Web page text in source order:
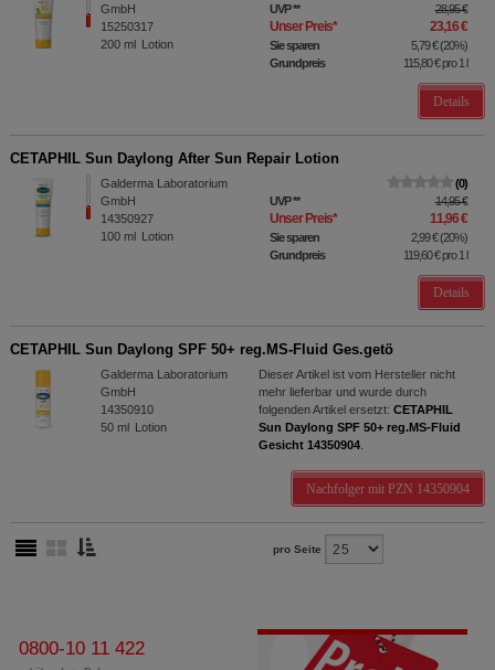
GmbH
15250317
200 ml Lotion
UVP** 28,95 €
Unser Preis* 23,16 €
Sie sparen 5,79 €(20%)
Grundpreis
115,80 €pro 1 l
Details
CETAPHIL Sun Daylong After Sun Repair Lotion
Galderma Laboratorium
GmbH
14350927
100 ml Lotion
0
UVP** 14,95 €
Unser Preis* 11,96 €
Sie sparen 2,99 €(20%)
Grundpreis
119,60 €pro 1 l
Details
CETAPHIL Sun Daylong SPF 50+ reg.MS-Fluid Ges.getö
Galderma Laboratorium
GmbH
14350910
50 ml Lotion
Dieser Artikel ist vom Hersteller nicht
mehr lieferbar und wurde durch
folgenden Artikel ersetzt: CETAPHIL
Sun Daylong SPF 50+ reg.MS-Fluid
Gesicht 14350904.
Nachfolger mit PZN 14350904
pro Seite
0800-10 11 422